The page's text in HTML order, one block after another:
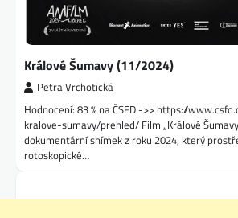
Králové Šumavy (11/2024)
Petra Vrchotická
Hodnocení: 83 % na ČSFD ->> https://
kralove-sumavy/prehled/ Film „Králové
dokumentární snímek z roku 2024, který
rotoskopické…